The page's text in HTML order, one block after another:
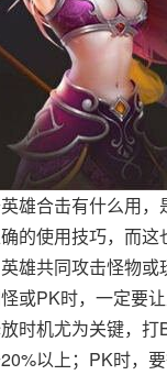
雄合击有什么用
的使用技巧，而
雄共同攻击怪物
或PK时，一定要
时机尤为关键，
以上；PK时，